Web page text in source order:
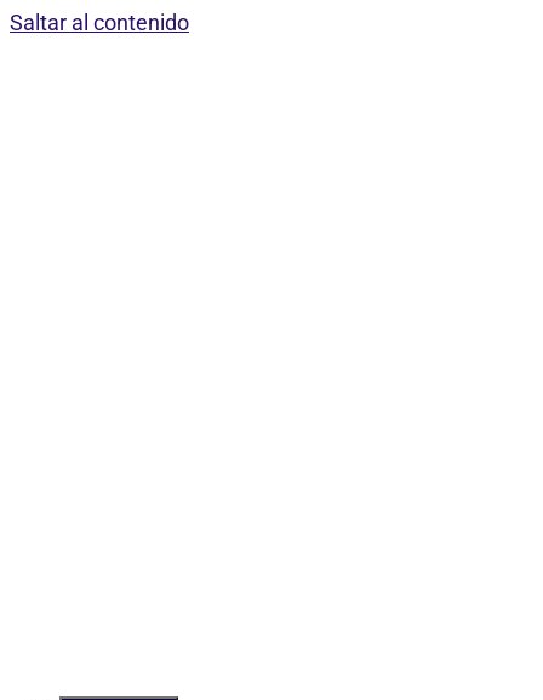
Saltar al contenido